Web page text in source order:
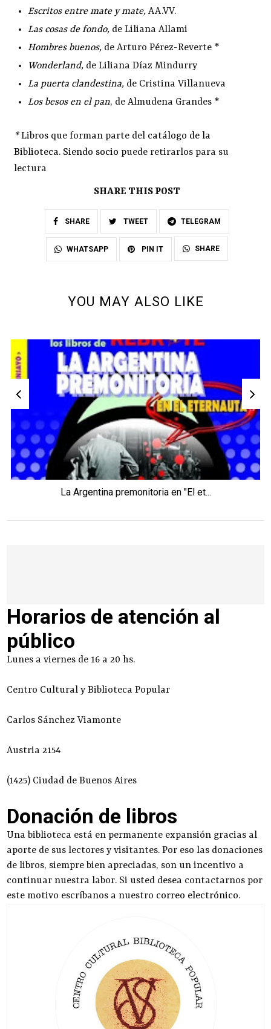
Escritos entre mate y mate, AA.VV.
Las cosas de fondo, de Liliana Allami
Hombres buenos, de Arturo Pérez-Reverte *
Wonderland, de Liliana Díaz Mindurry
La puerta clandestina, de Cristina Villanueva
Los besos en el pan, de Almudena Grandes *
*Libros que forman parte del catálogo de la
Biblioteca. Siendo socio puede retirarlos para su
lectura
SHARE THIS POST
SHARE TWEET TELEGRAM
WHATSAPP PIN IT SHARE
YOU MAY ALSO LIKE
La Argentina premonitoria en "El et...
Horarios de atención al
público
Lunes a viernes de 16 a 20 hs.
Centro Cultural y Biblioteca Popular
Carlos Sánchez Viamonte
Austria 2154
(1425) Ciudad de Buenos Aires
Donación de libros
Una biblioteca está en permanente expansión gracias al
aporte de sus lectores y visitantes. Por eso las donaciones
de libros, siempre bien apreciadas, son un incentivo a
continuar nuestra labor. Si usted desea contactarnos por
este motivo escríbanos a nuestro correo electrónico.